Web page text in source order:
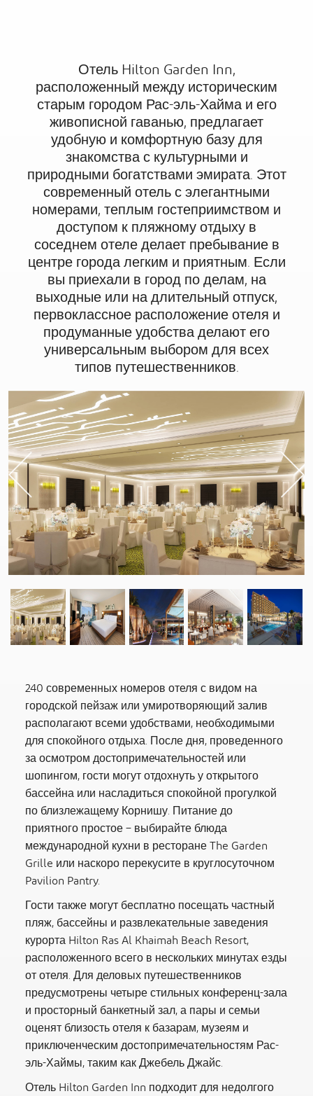
Отель Hilton Garden Inn,
расположенный между историческим
старым городом Рас-эль-Хайма и его
живописной гаванью, предлагает
удобную и комфортную базу для
знакомства с культурными и
природными богатствами эмирата. Этот
современный отель с элегантными
номерами, теплым гостеприимством и
доступом к пляжному отдыху в
соседнем отеле делает пребывание в
центре города легким и приятным. Если
вы приехали в город по делам, на
выходные или на длительный отпуск,
первоклассное расположение отеля и
продуманные удобства делают его
универсальным выбором для всех
типов путешественников.
Previous
240 современных номеров отеля с видом на
городской пейзаж или умиротворяющий залив
располагают всеми удобствами, необходимыми
для спокойного отдыха. После дня, проведенного
за осмотром достопримечательностей или
шопингом, гости могут отдохнуть у открытого
бассейна или насладиться спокойной прогулкой
по близлежащему Корнишу. Питание до
приятного простое – выбирайте блюда
международной кухни в ресторане The Garden
Grille или наскоро перекусите в круглосуточном
Pavilion Pantry.
Гости также могут бесплатно посещать частный
пляж, бассейны и развлекательные заведения
курорта Hilton Ras Al Khaimah Beach Resort,
расположенного всего в нескольких минутах езды
от отеля. Для деловых путешественников
предусмотрены четыре стильных конференц-зала
и просторный банкетный зал, а пары и семьи
оценят близость отеля к базарам, музеям и
приключенческим достопримечательностям Рас-
эль-Хаймы, таким как Джебель Джайс.
Отель Hilton Garden Inn подходит для недолгого